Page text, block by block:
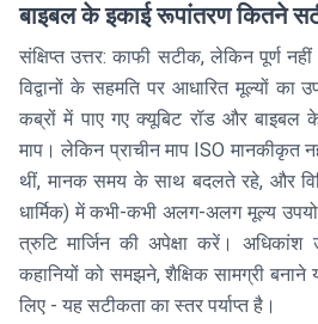
बाइबल के इकाई रूपांतरण कितने
संक्षिप्त उत्तर: काफी सटीक, लेकिन पूर्ण
विद्वानों के सहमति पर आधारित मूल्यों
कब्रों में पाए गए क्यूबिट रॉड और बाइबल
माप। लेकिन प्राचीन माप ISO मानकीकृत
थीं, मानक समय के साथ बदलते रहे, और
धार्मिक) में कभी-कभी अलग-अलग मूल्य
त्रुटि मार्जिन की अपेक्षा करें। अधिकांश
कहानियों को समझने, शैक्षिक सामग्री
लिए - यह सटीकता का स्तर पर्याप्त है।